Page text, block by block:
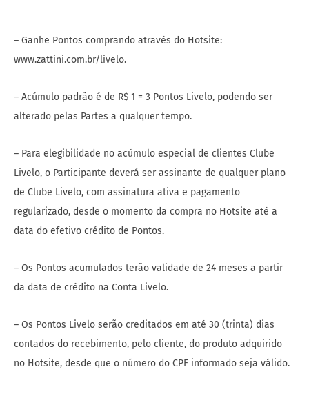
– Ganhe Pontos comprando através do Hotsite:
www.zattini.com.br/livelo.
– Acúmulo padrão é de R$ 1 = 3 Pontos Livelo, podendo ser
alterado pelas Partes a qualquer tempo.
– Para elegibilidade no acúmulo especial de clientes Clube
Livelo, o Participante deverá ser assinante de qualquer plano
de Clube Livelo, com assinatura ativa e pagamento
regularizado, desde o momento da compra no Hotsite até a
data do efetivo crédito de Pontos.
– Os Pontos acumulados terão validade de 24 meses a partir
da data de crédito na Conta Livelo.
– Os Pontos Livelo serão creditados em até 30 (trinta) dias
contados do recebimento, pelo cliente, do produto adquirido
no Hotsite, desde que o número do CPF informado seja válido.